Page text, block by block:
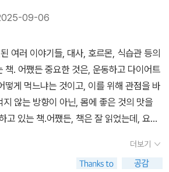
고 그 음식을 연료로 굴러가는 우리 몸에 대
있는 식품이 우리 몸을 어떻게 파괴하는
리 몸을 살리도록 고안되었는지를 과학적
구체적으로 알려준다. 오랫동안 건강하게
게 살고 싶다면 한번쯤은 제대로 알아야 할
든 것을 담았다.
09-06
여러 이야기들, 대사, 호르몬, 식습관 등의
책. 어쨌든 중요한 것은, 운동하고 다이어트
떻게 먹느냐는 것이고, 이를 위해 관점을 바
않는 방향이 아닌, 몸에 좋은 것의 맛을
고 있는 책.어쨌든, 책은 잘 읽었는데, 요즘
더보기